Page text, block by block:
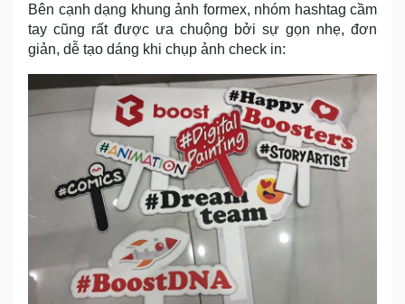
Bên cạnh dạng khung ảnh formex, nhóm hashtag cầm
tay cũng rất được ưa chuộng bởi sự gọn nhẹ, đơn
giản, dễ tạo dáng khi chụp ảnh check in: